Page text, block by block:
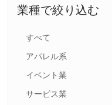
業種で絞り込む
すべて
アパレル系
イベント業
サービス業